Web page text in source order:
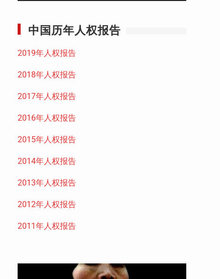
中国历年人权报告
2019年人权报告
2018年人权报告
2017年人权报告
2016年人权报告
2015年人权报告
2014年人权报告
2013年人权报告
2012年人权报告
2011年人权报告